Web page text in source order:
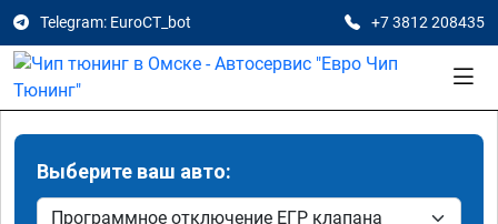
Telegram: EuroCT_bot +7 3812 208435
Выберите ваш авто: